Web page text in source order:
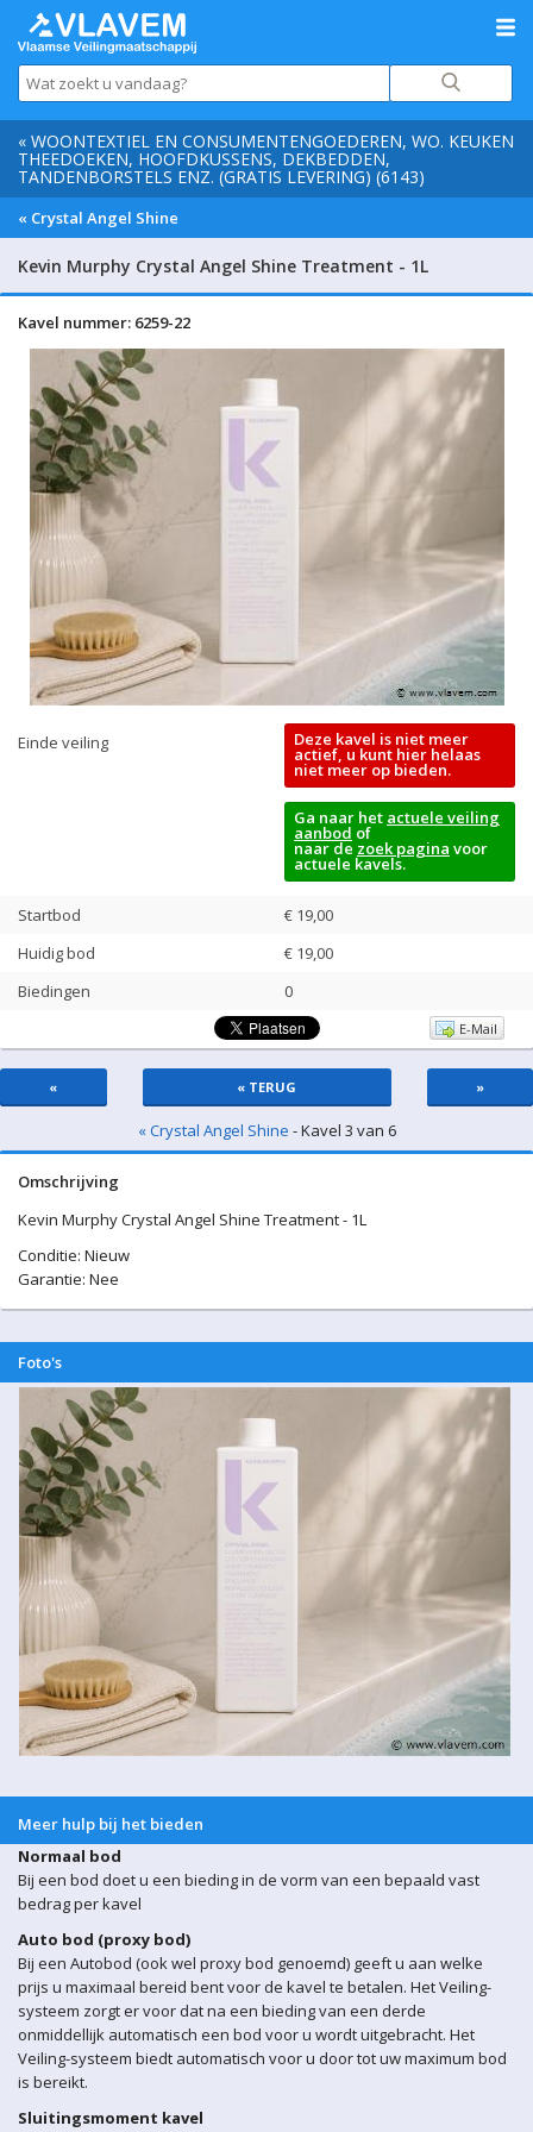
« WOONTEXTIEL EN CONSUMENTENGOEDEREN, WO. KEUKEN
THEEDOEKEN, HOOFDKUSSENS, DEKBEDDEN,
TANDENBORSTELS ENZ. (GRATIS LEVERING) (6143)
« Crystal Angel Shine
Kevin Murphy Crystal Angel Shine Treatment - 1L
Kavel nummer: 6259-22
Einde veiling Deze kavel is niet meer
actief, u kunt hier helaas
niet meer op bieden.
Ga naar het actuele veiling
aanbod of
naar de zoek pagina voor
actuele kavels.
Startbod
€ 19,00
Huidig bod
€ 19,00
Biedingen
0
E-Mail
« « TERUG »
« Crystal Angel Shine - Kavel 3 van 6
Omschrijving
Kevin Murphy Crystal Angel Shine Treatment - 1L
Conditie: Nieuw
Garantie: Nee
Foto's
Meer hulp bij het bieden
Normaal bod
Bij een bod doet u een bieding in de vorm van een bepaald vast
bedrag per kavel
Auto bod (proxy bod)
Bij een Autobod (ook wel proxy bod genoemd) geeft u aan welke
prijs u maximaal bereid bent voor de kavel te betalen. Het Veiling-
systeem zorgt er voor dat na een bieding van een derde
onmiddellijk automatisch een bod voor u wordt uitgebracht. Het
Veiling-systeem biedt automatisch voor u door tot uw maximum bod
is bereikt.
Sluitingsmoment kavel